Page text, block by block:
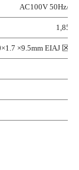
AC100V 50Hz/
×9.5mm EIAJ 区分